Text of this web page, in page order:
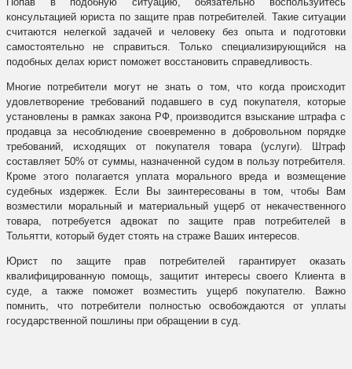
консультацией юриста по защите прав потребителей. Такие ситуации
считаются нелегкой задачей и человеку без опыта и подготовки
самостоятельно не справиться. Только специализирующийся на
подобных делах юрист поможет восстановить справедливость.
Многие потребители могут не знать о том, что когда происходит
удовлетворение требований подавшего в суд покупателя, которые
установлены в рамках закона РФ, производится взыскание штрафа с
продавца за несоблюдение своевременно в добровольном порядке
требований, исходящих от покупателя товара (услуги). Штраф
составляет 50% от суммы, назначенной судом в пользу потребителя.
Кроме этого полагается уплата морального вреда и возмещение
судебных издержек. Если Вы заинтересованы в том, чтобы Вам
возместили моральный и материальный ущерб от некачественного
товара, потребуется адвокат по защите прав потребителей в
Тольятти, который будет стоять на страже Ваших интересов.
Юрист по защите прав потребителей гарантирует оказать
квалифицированную помощь, защитит интересы своего Клиента в
суде, а также поможет возместить ущерб покупателю. Важно
помнить, что потребители полностью освобождаются от уплаты
государственной пошлины при обращении в суд.